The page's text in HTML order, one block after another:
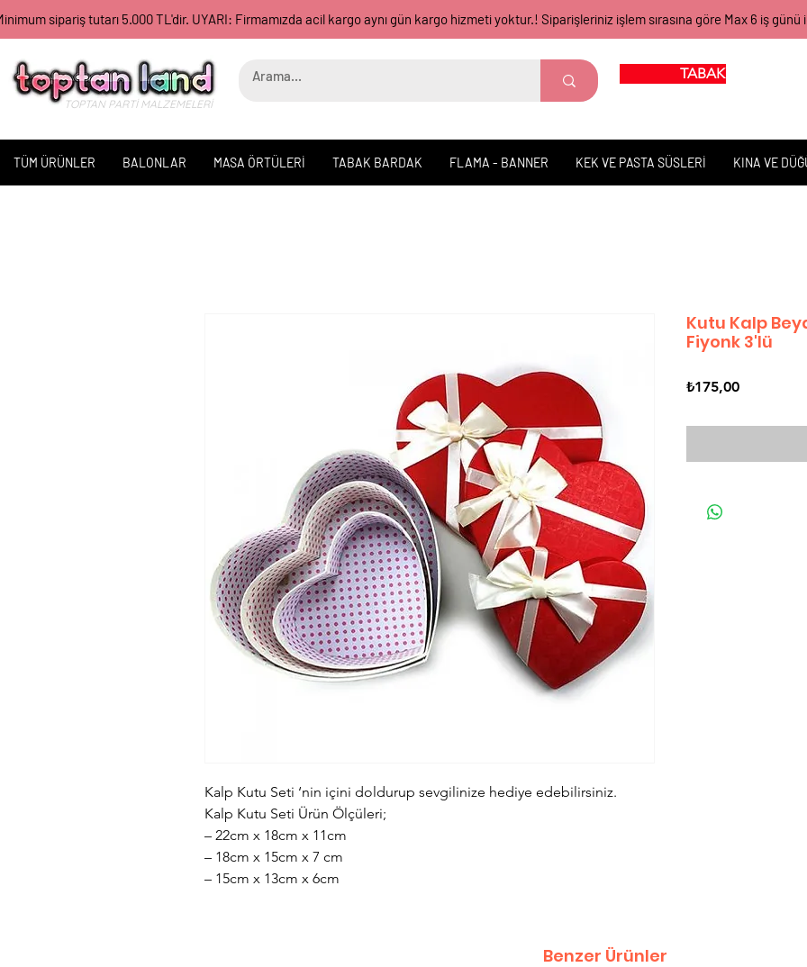
sipariş tutarı 5.000 TL'dir. UYARI: Firmamızda acil kargo aynı gün kargo hizmeti yoktur.! Siparişleriniz işlem sırasına göre Max 6 iş
TOPTAN PARTİ MALZEMELERİ
TABAK BARDAK
TÜM ÜRÜNLER BALONLAR MASA ÖRTÜLERİ TABAK BARDAK FLAMA - BANNER KEK VE PASTA SÜSLERİ KINA VE
Kalp Kutu Seti ‘nin içini doldurup sevgilinize hediye edebilirsiniz.
Kalp Kutu Seti Ürün Ölçüleri;
– 22cm x 18cm x 11cm
– 18cm x 15cm x 7 cm
– 15cm x 13cm x 6cm
Kutu Kalp
Fiyonk 3'lü
₺175,00Fiyat
Benzer Ürünler